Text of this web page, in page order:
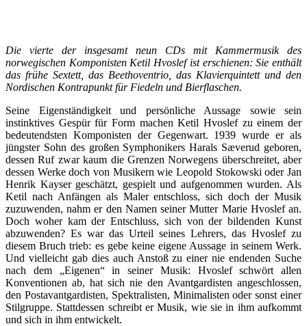
Die vierte der insgesamt neun CDs mit Kammermusik des
norwegischen Komponisten Ketil Hvoslef ist erschienen: Sie enthält
das frühe Sextett, das Beethoventrio, das Klavierquintett und den
Nordischen Kontrapunkt für Fiedeln und Bierflaschen.
Seine Eigenständigkeit und persönliche Aussage sowie sein
instinktives Gespür für Form machen Ketil Hvoslef zu einem der
bedeutendsten Komponisten der Gegenwart. 1939 wurde er als
jüngster Sohn des großen Symphonikers Harals Sæverud geboren,
dessen Ruf zwar kaum die Grenzen Norwegens überschreitet, aber
dessen Werke doch von Musikern wie Leopold Stokowski oder Jan
Henrik Kayser geschätzt, gespielt und aufgenommen wurden. Als
Ketil nach Anfängen als Maler entschloss, sich doch der Musik
zuzuwenden, nahm er den Namen seiner Mutter Marie Hvoslef an.
Doch woher kam der Entschluss, sich von der bildenden Kunst
abzuwenden? Es war das Urteil seines Lehrers, das Hvoslef zu
diesem Bruch trieb: es gebe keine eigene Aussage in seinem Werk.
Und vielleicht gab dies auch Anstoß zu einer nie endenden Suche
nach dem „Eigenen“ in seiner Musik: Hvoslef schwört allen
Konventionen ab, hat sich nie den Avantgardisten angeschlossen,
den Postavantgardisten, Spektralisten, Minimalisten oder sonst einer
Stilgruppe. Stattdessen schreibt er Musik, wie sie in ihm aufkommt
und sich in ihm entwickelt.